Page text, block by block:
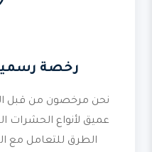
رخصة
نحن مرخصون من قبل
عميق لأنواع الحشرات
الطرق للتعامل مع